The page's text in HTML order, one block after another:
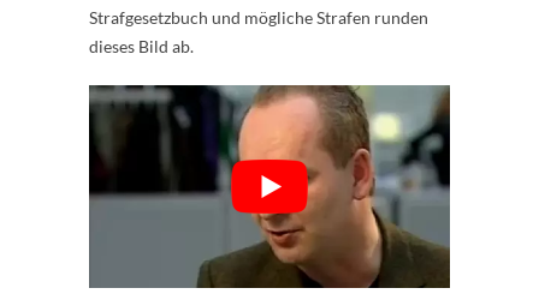
Strafgesetzbuch und mögliche Strafen runden
dieses Bild ab.